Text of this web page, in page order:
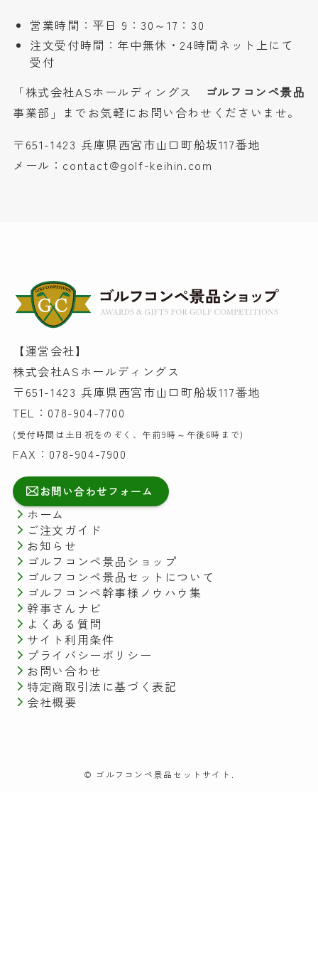
営業時間：平日 9：30～17：30
注文受付時間：年中無休・24時間ネット上にて
受付
「株式会社ASホールディングス
ゴルフコンペ景品
事業部」までお気軽にお問い合わせくださいませ。
〒651-1423 兵庫県西宮市山口町船坂117番地
メール：contact@golf-keihin.com
【運営会社】
株式会社ASホールディングス
〒651-1423 兵庫県西宮市山口町船坂117番地
TEL：078-904-7700
(受付時間は土日祝をのぞく、午前9時～午後6時まで)
FAX：078-904-7900
お問い合わせフォーム
ホーム
ご注文ガイド
お知らせ
ゴルフコンペ景品ショップ
ゴルフコンペ景品セットについて
ゴルフコンペ幹事様ノウハウ集
幹事さんナビ
よくある質問
サイト利用条件
プライバシーポリシー
お問い合わせ
特定商取引法に基づく表記
会社概要
© ゴルフコンペ景品セットサイト.